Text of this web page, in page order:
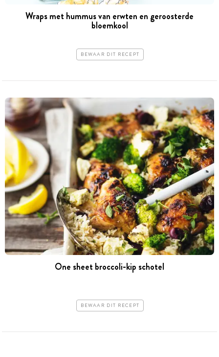
Wraps met hummus van erwten en geroosterde
bloemkool
BEWAAR DIT RECEPT
One sheet broccoli-kip schotel
BEWAAR DIT RECEPT